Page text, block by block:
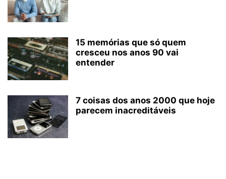
15 memórias que só quem
cresceu nos anos 90 vai
entender
7 coisas dos anos 2000 que hoje
parecem inacreditáveis